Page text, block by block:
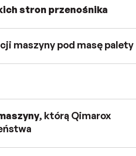
stron przenośnika
maszyny pod masę palety
, którą Qimarox